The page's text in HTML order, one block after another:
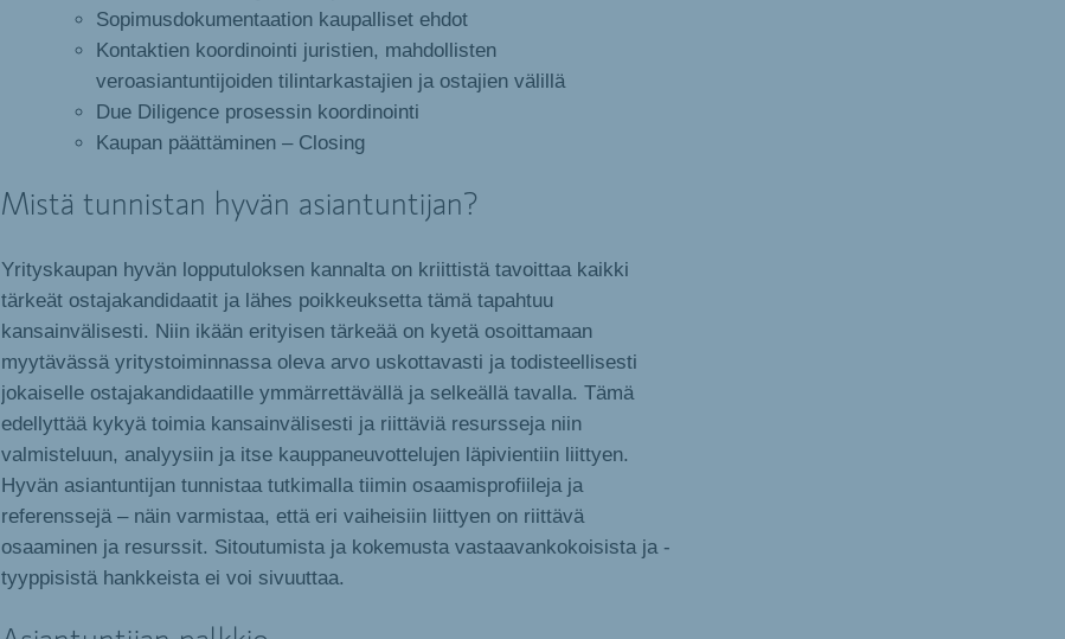
Sopimusdokumentaation kaupalliset ehdot
Kontaktien koordinointi juristien, mahdollisten
veroasiantuntijoiden tilintarkastajien ja ostajien välillä
Due Diligence prosessin koordinointi
Kaupan päättäminen – Closing
Mistä tunnistan hyvän asiantuntijan?
Yrityskaupan hyvän lopputuloksen kannalta on kriittistä tavoittaa kaikki
tärkeät ostajakandidaatit ja lähes poikkeuksetta tämä tapahtuu
kansainvälisesti. Niin ikään erityisen tärkeää on kyetä osoittamaan
myytävässä yritystoiminnassa oleva arvo uskottavasti ja todisteellisesti
jokaiselle ostajakandidaatille ymmärrettävällä ja selkeällä tavalla. Tämä
edellyttää kykyä toimia kansainvälisesti ja riittäviä resursseja niin
valmisteluun, analyysiin ja itse kauppaneuvottelujen läpivientiin liittyen.
Hyvän asiantuntijan tunnistaa tutkimalla tiimin osaamisprofiileja ja
referenssejä – näin varmistaa, että eri vaiheisiin liittyen on riittävä
osaaminen ja resurssit. Sitoutumista ja kokemusta vastaavankokoisista ja -
tyyppisistä hankkeista ei voi sivuuttaa.